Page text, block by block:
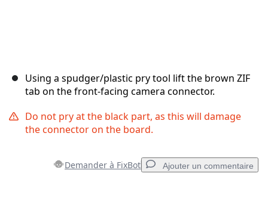
Using a spudger/plastic pry tool lift the brown ZIF
tab on the front-facing camera connector.
Do not pry at the black part, as this will damage
the connector on the board.
Demander à FixBot Ajouter un commentaire